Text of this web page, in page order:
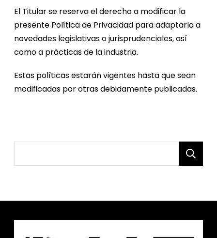
El Titular se reserva el derecho a modificar la
presente Política de Privacidad para adaptarla a
novedades legislativas o jurisprudenciales, así
como a prácticas de la industria.
Estas políticas estarán vigentes hasta que sean
modificadas por otras debidamente publicadas.